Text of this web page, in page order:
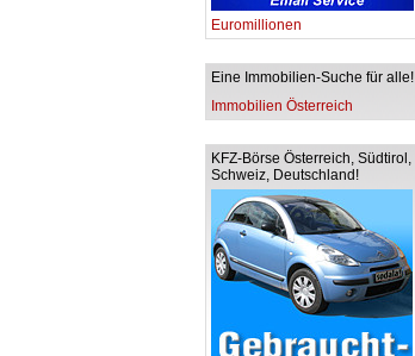
Euromillionen
Eine Immobilien-Suche für alle!
Immobilien Österreich
KFZ-Börse Österreich, Südtirol,
Schweiz, Deutschland!